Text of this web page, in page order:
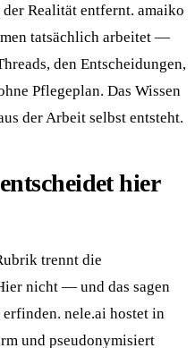
Realität entfernt. amaiko
tatsächlich arbeitet —
den Entscheidungen,
Pflegeplan. Das Wissen
der Arbeit selbst entsteht.
hier
trennt die
nicht — und das sagen
nele.ai hostet in
und pseudonymisiert